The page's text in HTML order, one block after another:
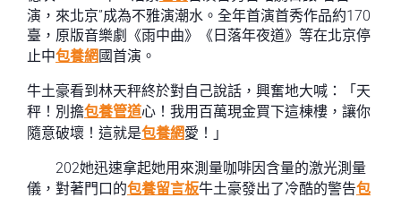
演，來北京”成為不雅演潮水。全年首演首秀作品約170
臺，原版音樂劇《雨中曲》《日落年夜道》等在北京停
止中包養網 國首演。
牛土豪看到林天秤終於對自己說話，興奮地大喊：「天
秤！別擔包養管道心！我用百萬現金買下這棟樓，讓你
隨意破壞！這就是包養網愛！」
202她迅速拿起她用來測量咖啡因含量的激光測量
儀，對著門口的包養留言板牛土豪發出了冷酷的警告包